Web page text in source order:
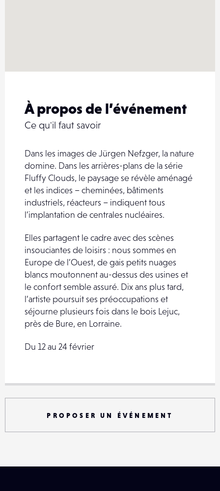
À propos de l’événement
Ce qu'il faut savoir
Dans les images de Jürgen Nefzger, la nature
domine. Dans les arrières-plans de la série
Fluffy Clouds, le paysage se révèle aménagé
et les indices – cheminées, bâtiments
industriels, réacteurs – indiquent tous
l’implantation de centrales nucléaires.
Elles partagent le cadre avec des scènes
insouciantes de loisirs : nous sommes en
Europe de l’Ouest, de gais petits nuages
blancs moutonnent au-dessus des usines et
le confort semble assuré. Dix ans plus tard,
l’artiste poursuit ses préoccupations et
séjourne plusieurs fois dans le bois Lejuc,
près de Bure, en Lorraine.
Du 12 au 24 février
PROPOSER UN ÉVÉNEMENT